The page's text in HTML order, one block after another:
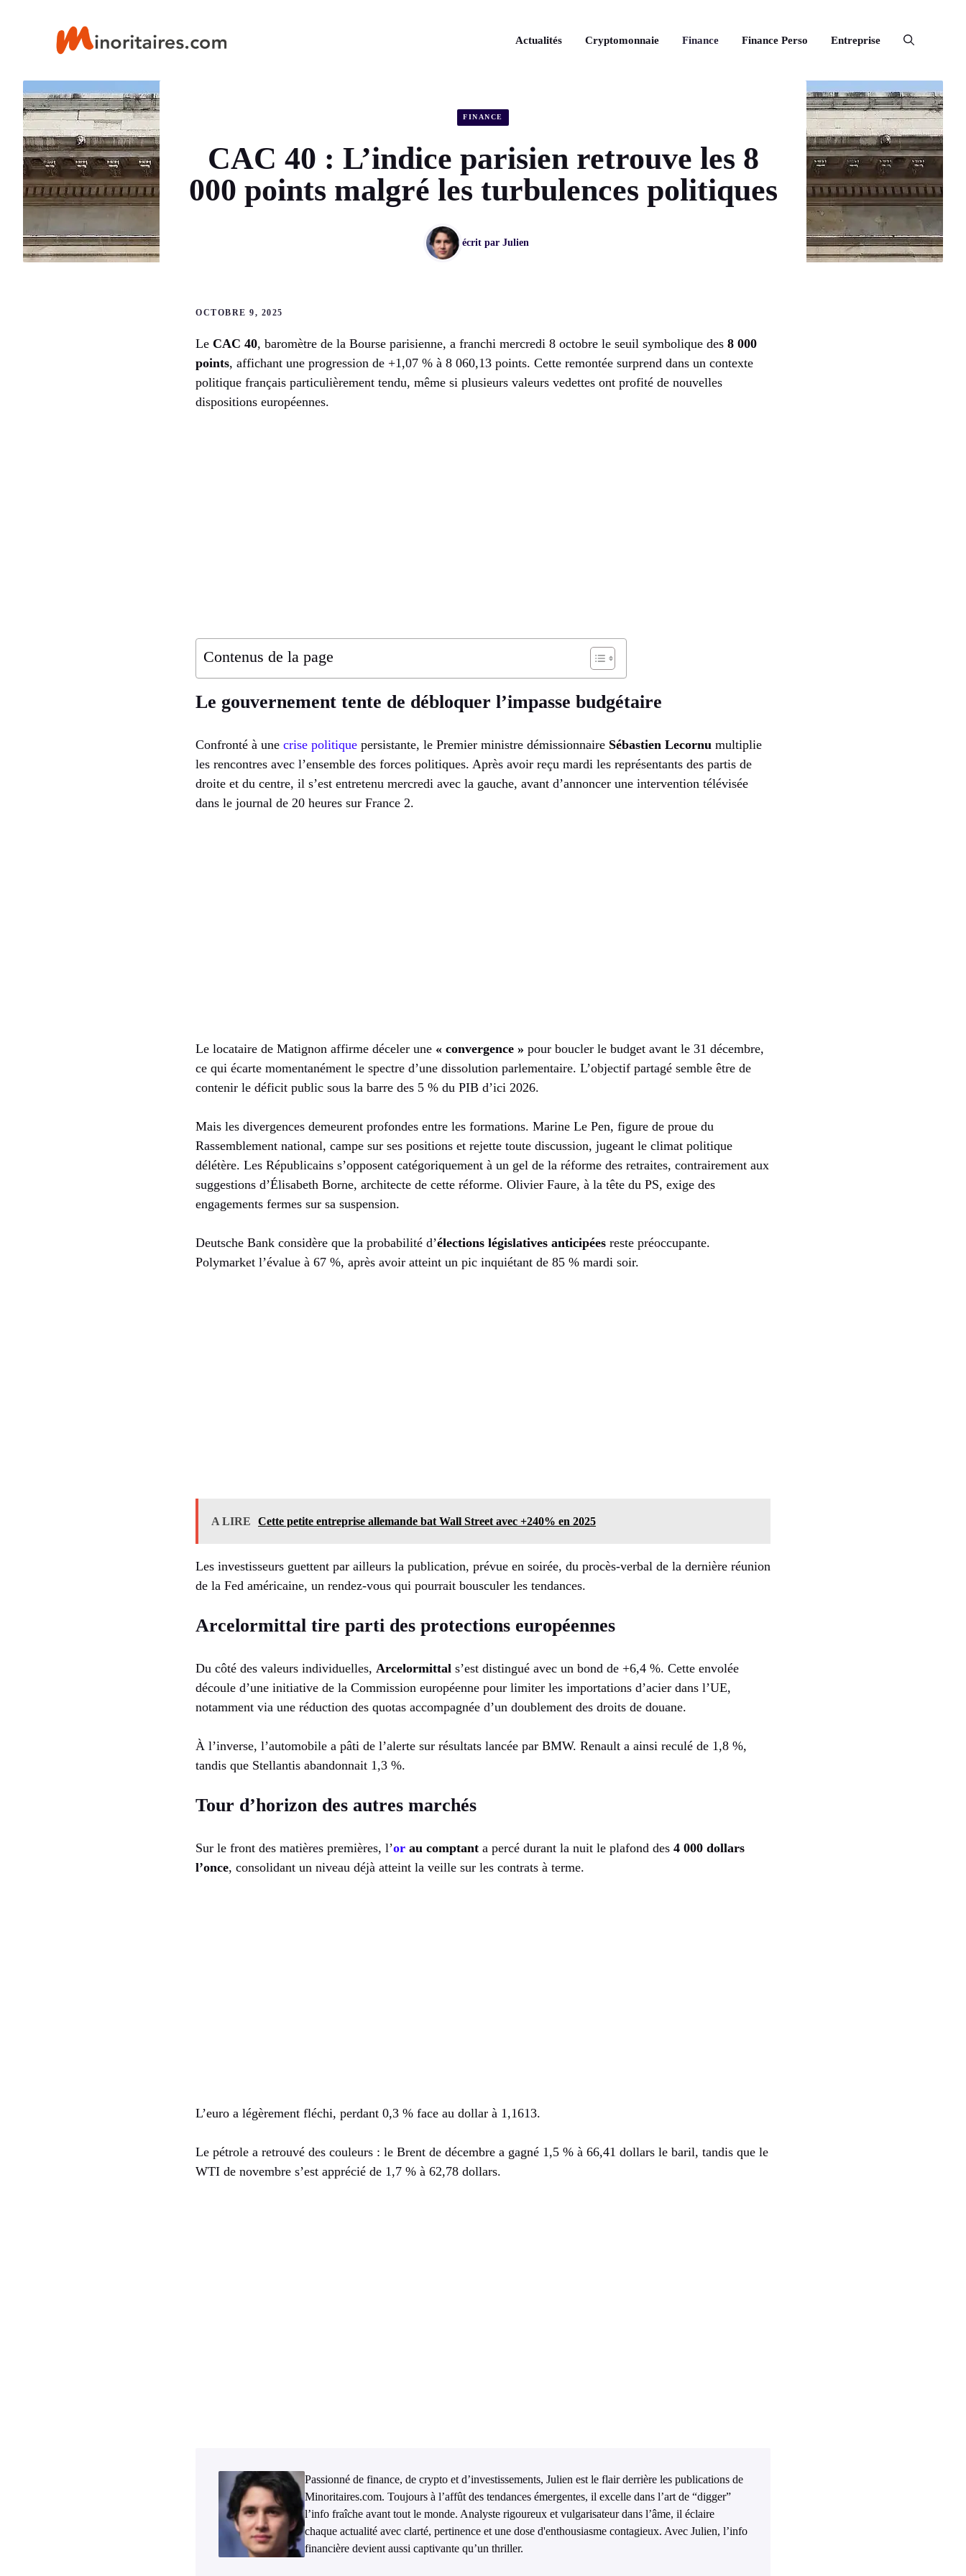
Actualités Cryptomonnaie Finance Finance Perso Entreprise
FINANCE
CAC 40 : L’indice parisien retrouve les 8
000 points malgré les turbulences politiques
écrit par Julien
OCTOBRE 9, 2025
Le CAC 40, baromètre de la Bourse parisienne, a franchi mercredi 8 octobre le seuil symbolique des 8 000
points, affichant une progression de +1,07 % à 8 060,13 points. Cette remontée surprend dans un contexte
politique français particulièrement tendu, même si plusieurs valeurs vedettes ont profité de nouvelles
dispositions européennes.
Contenus de la page
Le gouvernement tente de débloquer l’impasse budgétaire
Confronté à une crise politique persistante, le Premier ministre démissionnaire Sébastien Lecornu multiplie
les rencontres avec l’ensemble des forces politiques. Après avoir reçu mardi les représentants des partis de
droite et du centre, il s’est entretenu mercredi avec la gauche, avant d’annoncer une intervention télévisée
dans le journal de 20 heures sur France 2.
Le locataire de Matignon affirme déceler une « convergence » pour boucler le budget avant le 31 décembre,
ce qui écarte momentanément le spectre d’une dissolution parlementaire. L’objectif partagé semble être de
contenir le déficit public sous la barre des 5 % du PIB d’ici 2026.
Mais les divergences demeurent profondes entre les formations. Marine Le Pen, figure de proue du
Rassemblement national, campe sur ses positions et rejette toute discussion, jugeant le climat politique
délétère. Les Républicains s’opposent catégoriquement à un gel de la réforme des retraites, contrairement aux
suggestions d’Élisabeth Borne, architecte de cette réforme. Olivier Faure, à la tête du PS, exige des
engagements fermes sur sa suspension.
Deutsche Bank considère que la probabilité d’élections législatives anticipées reste préoccupante.
Polymarket l’évalue à 67 %, après avoir atteint un pic inquiétant de 85 % mardi soir.
A LIRE Cette petite entreprise allemande bat Wall Street avec +240% en 2025
Les investisseurs guettent par ailleurs la publication, prévue en soirée, du procès-verbal de la dernière réunion
de la Fed américaine, un rendez-vous qui pourrait bousculer les tendances.
Arcelormittal tire parti des protections européennes
Du côté des valeurs individuelles, Arcelormittal s’est distingué avec un bond de +6,4 %. Cette envolée
découle d’une initiative de la Commission européenne pour limiter les importations d’acier dans l’UE,
notamment via une réduction des quotas accompagnée d’un doublement des droits de douane.
À l’inverse, l’automobile a pâti de l’alerte sur résultats lancée par BMW. Renault a ainsi reculé de 1,8 %,
tandis que Stellantis abandonnait 1,3 %.
Tour d’horizon des autres marchés
Sur le front des matières premières, l’or au comptant a percé durant la nuit le plafond des 4 000 dollars
l’once, consolidant un niveau déjà atteint la veille sur les contrats à terme.
L’euro a légèrement fléchi, perdant 0,3 % face au dollar à 1,1613.
Le pétrole a retrouvé des couleurs : le Brent de décembre a gagné 1,5 % à 66,41 dollars le baril, tandis que le
WTI de novembre s’est apprécié de 1,7 % à 62,78 dollars.
Passionné de finance, de crypto et d’investissements, Julien est le flair derrière les publications de
Minoritaires.com. Toujours à l’affût des tendances émergentes, il excelle dans l’art de “digger”
l’info fraîche avant tout le monde. Analyste rigoureux et vulgarisateur dans l’âme, il éclaire
chaque actualité avec clarté, pertinence et une dose d'enthousiasme contagieux. Avec Julien, l’info
financière devient aussi captivante qu’un thriller.